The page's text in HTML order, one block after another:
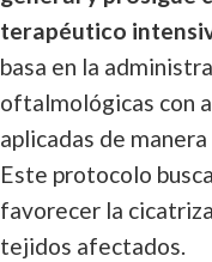
terapéutico
basa en la
oftalmológicas con
aplicadas de
Este protocolo
favorecer la
tejidos afectados.